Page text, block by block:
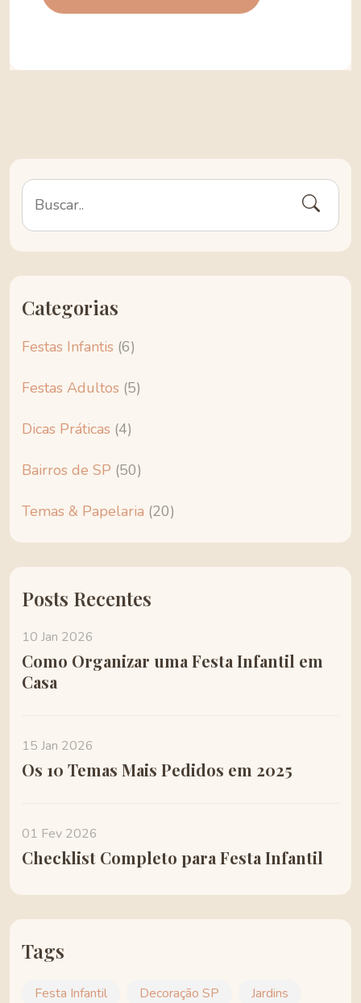
Categorias
Festas Infantis (6)
Festas Adultos (5)
Dicas Práticas (4)
Bairros de SP (50)
Temas & Papelaria (20)
Posts Recentes
10 Jan 2026
Como Organizar uma Festa Infantil em
Casa
15 Jan 2026
Os 10 Temas Mais Pedidos em 2025
01 Fev 2026
Checklist Completo para Festa Infantil
Tags
Festa Infantil Decoração SP Jardins